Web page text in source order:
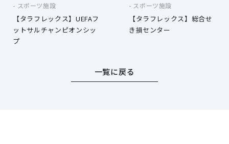
スポーツ施設
【タラフレックス】UEFAフ
ットサルチャンピオンシッ
プ
スポーツ施設
【タラフレックス】総合せ
き損センター
一覧に戻る